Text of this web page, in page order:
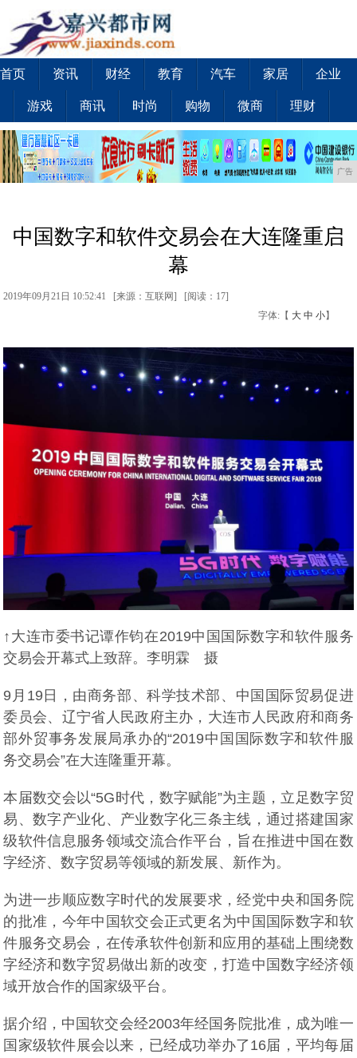
首页 资讯 财经 教育 汽车 家居 企业
游戏 商讯 时尚 购物 微商 理财
广告
中国数字和软件交易会在大连隆重启
幕
2019年09月21日 10:52:41 [来源：互联网] [阅读：17]
字体:【 大 中 小】
↑大连市委书记谭作钧在2019中国国际数字和软件服务
交易会开幕式上致辞。李明霖 摄
9月19日，由商务部、科学技术部、中国国际贸易促进
委员会、辽宁省人民政府主办，大连市人民政府和商务
部外贸事务发展局承办的“2019中国国际数字和软件服
务交易会”在大连隆重开幕。
本届数交会以“5G时代，数字赋能”为主题，立足数字贸
易、数字产业化、产业数字化三条主线，通过搭建国家
级软件信息服务领域交流合作平台，旨在推进中国在数
字经济、数字贸易等领域的新发展、新作为。
为进一步顺应数字时代的发展要求，经党中央和国务院
的批准，今年中国软交会正式更名为中国国际数字和软
件服务交易会，在传承软件创新和应用的基础上围绕数
字经济和数字贸易做出新的改变，打造中国数字经济领
域开放合作的国家级平台。
据介绍，中国软交会经2003年经国务院批准，成为唯一
国家级软件展会以来，已经成功举办了16届，平均每届